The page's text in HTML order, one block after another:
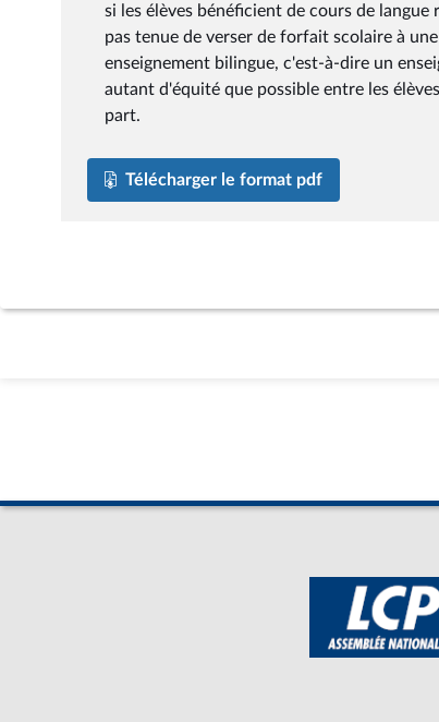
si les élèves bénéficient de cours de
pas tenue de verser de forfait scolaire à
enseignement bilingue, c'est-à-dire un
autant d'équité que possible entre les
part.
Télécharger le format pdf